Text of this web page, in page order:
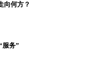
向何方？
服务”